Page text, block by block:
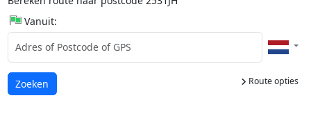
Vanuit:
Route opties
Laden...
Zoeken